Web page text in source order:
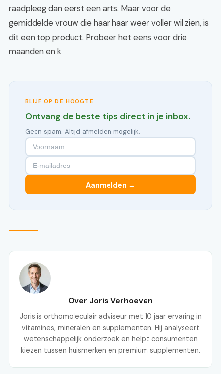
raadpleeg dan eerst een arts. Maar voor de
gemiddelde vrouw die haar haar weer voller wil zien, is
dit een top product. Probeer het eens voor drie
maanden en k
BLIJF OP DE HOOGTE
Ontvang de beste tips direct in je inbox.
Geen spam. Altijd afmelden mogelijk.
Aanmelden →
Over Joris Verhoeven
Joris is orthomoleculair adviseur met 10 jaar ervaring in
vitamines, mineralen en supplementen. Hij analyseert
wetenschappelijk onderzoek en helpt consumenten
kiezen tussen huismerken en premium supplementen.